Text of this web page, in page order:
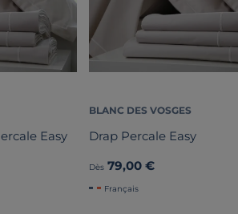
Easy
BLANC DES VOSGES
Drap Percale Easy
Dès 79,00 €
Français